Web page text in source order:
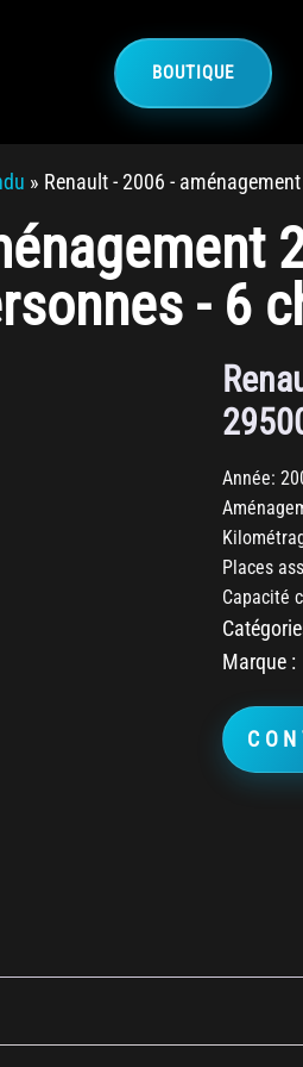
BOUTIQUE
» Renault - 2006 -
- 6
Année:
Places
Capacité
Marque :